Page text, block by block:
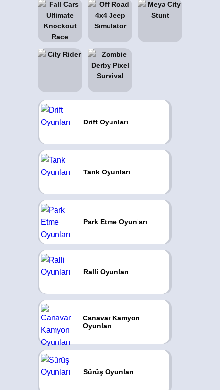
Drift Oyunları
Tank Oyunları
Park Etme Oyunları
Ralli Oyunları
Canavar Kamyon
Oyunları
Sürüş Oyunları